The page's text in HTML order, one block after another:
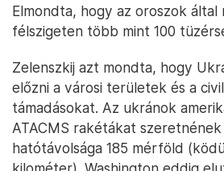
Elmondta, hogy az oroszok által
félszigeten több mint 100
Zelenszkij azt mondta, hogy
előzni a városi területek és a
támadásokat. Az ukránok
ATACMS rakétákat
hatótávolsága 185 mérföld